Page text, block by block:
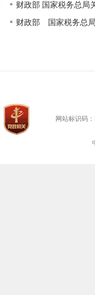
财政部 国家税务总局
财政部 国家税务总
网站标识码